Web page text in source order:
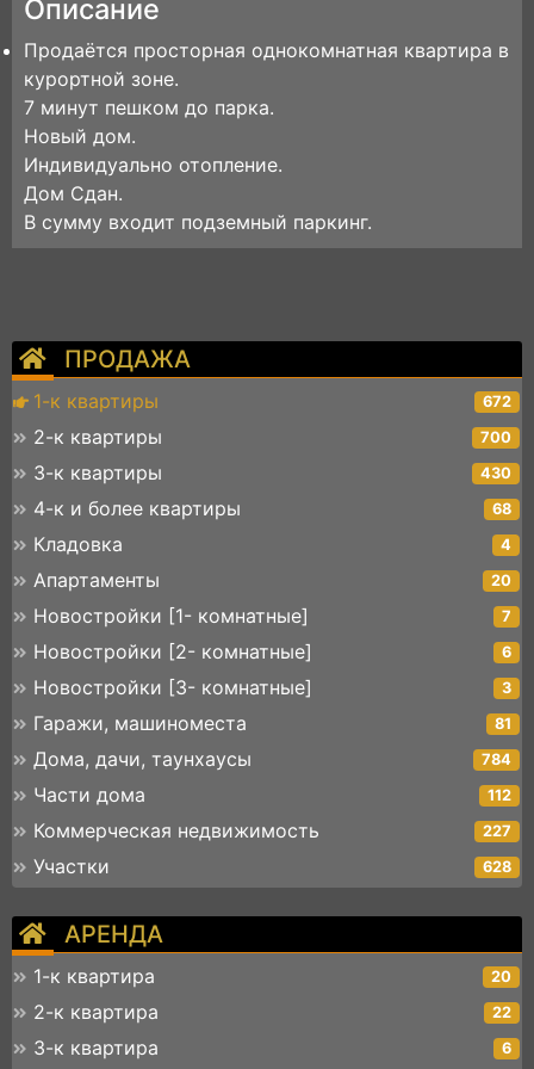
ПРОДАЖА
1-к квартиры 672
2-к квартиры 700
3-к квартиры 430
4-к и более квартиры 68
Кладовка 4
Апартаменты 20
Новостройки [1- комнатные] 7
Новостройки [2- комнатные] 6
Новостройки [3- комнатные] 3
Гаражи, машиноместа 81
Дома, дачи, таунхаусы 784
Части дома 112
Коммерческая недвижимость 227
Участки 628
АРЕНДА
1-к квартира 20
2-к квартира 22
3-к квартира 6
Описание
Продаётся просторная однокомнатная квартира в
курортной зоне.
7 минут пешком до парка.
Новый дом.
Индивидуально отопление.
Дом Сдан.
В сумму входит подземный паркинг.